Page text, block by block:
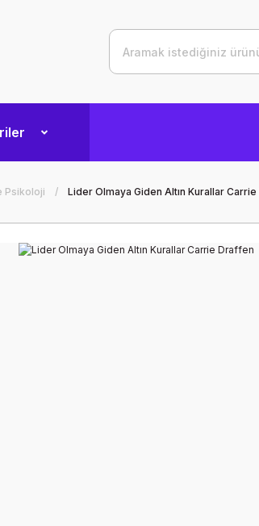
Psikoloji Lider Olmaya Giden Altın Kurallar